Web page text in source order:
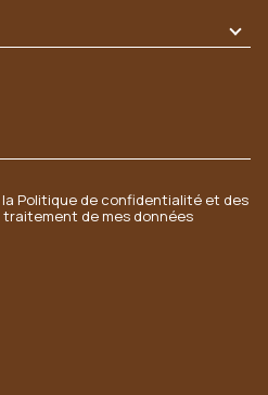
Politique de confidentialité et des
de mes données